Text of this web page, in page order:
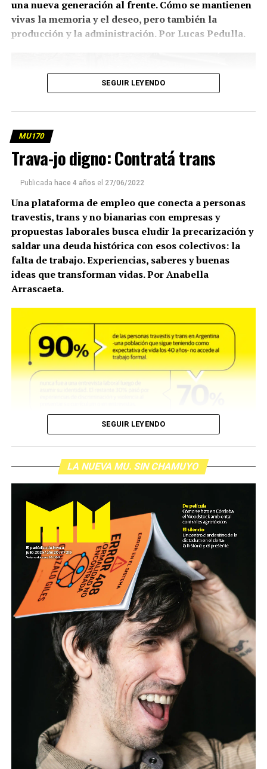
una nueva generación al frente. Cómo se mantienen
vivas la memoria y el deseo, pero también la
producción y la administración. Por Lucas Pedulla.
Parte del grupo en la metalúrgica. Foto: Lina Etchesuri.
(más…)
SEGUIR LEYENDO
MU170
Trava-jo digno: Contratá trans
Publicada hace 4 años el 27/06/2022
Una plataforma de empleo que conecta a personas
travestis, trans y no bianarias con empresas y
propuestas laborales busca eludir la precarización y
saldar una deuda histórica con esos colectivos: la
falta de trabajo. Experiencias, saberes y buenas
ideas que transforman vidas. Por Anabella
Arrascaeta.
(más…)
SEGUIR LEYENDO
LA NUEVA MU. SIN CHAMUYO